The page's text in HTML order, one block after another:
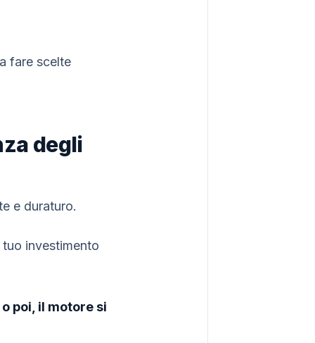
fare scelte
degli
e duraturo.
investimento
poi, il motore si